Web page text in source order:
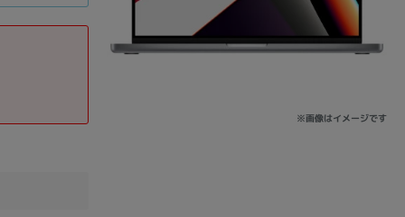
※画像はイメージです